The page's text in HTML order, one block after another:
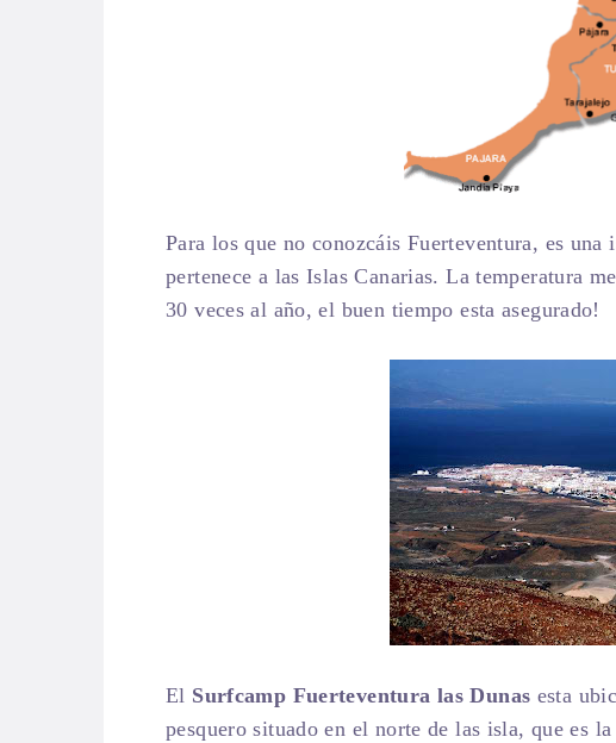
Para los que no conozcáis Fuerteventura, es
pertenece a las Islas Canarias. La temperatura
30 veces al año, el buen tiempo esta asegurado!
El Surfcamp Fuerteventura las Dunas esta
pesquero situado en el norte de las isla, que es